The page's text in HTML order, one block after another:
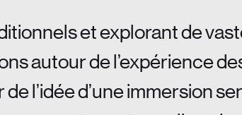
et explorant de
autour de l’expérience
l’idée d’une immersion